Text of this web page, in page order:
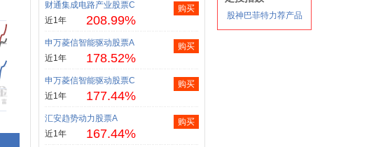
财通集成电路产业股票C
近1年
208.99%
购买
申万菱信智能驱动股票A
近1年
178.52%
购买
申万菱信智能驱动股票C
近1年
177.44%
购买
汇安趋势动力股票A
近1年
167.44%
购买